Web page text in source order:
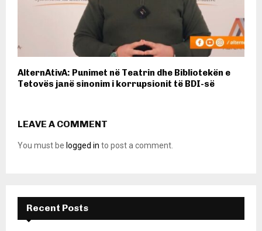
AlternAtivA: Punimet në Teatrin dhe Bibliotekën e
Tetovës janë sinonim i korrupsionit të BDI-së
LEAVE A COMMENT
You must be logged in to post a comment.
Recent Posts